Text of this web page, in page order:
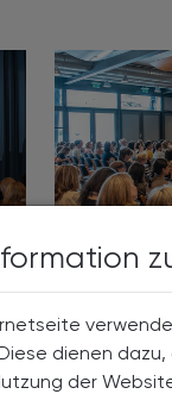
dienen
der
22. Juni 2026
Pflaster